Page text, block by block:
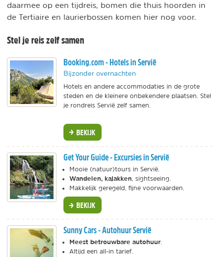
daarmee op een tijdreis, bomen die thuis hoorden in
de Tertiaire en laurierbossen komen hier nog voor.
Stel je reis zelf samen
Booking.com - Hotels in Servië
Bijzonder overnachten
Hotels en andere accommodaties in de grote
steden en de kleinere onbekendere plaatsen. Stel
je rondreis Servië zelf samen.
BEKIJK
Get Your Guide - Excursies in Servië
Mooie (natuur)tours in Servië.
Wandelen, kajakken , sightseeing.
Makkelijk geregeld, fijne voorwaarden.
BEKIJK
Sunny Cars - Autohuur Servië
Meest betrouwbare autohuur
Altijd een all-in tarief.